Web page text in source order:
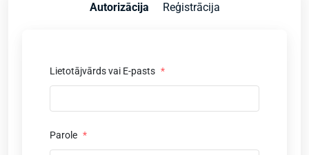
Autorizācija Reģistrācija
Lietotājvārds vai E-pasts *
Parole *